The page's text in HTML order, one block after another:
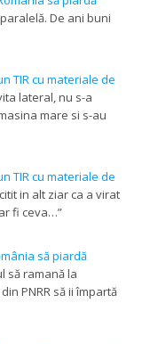
De ani buni
TIR cu materiale de
lateral, nu s-a
mare si s-au
TIR cu materiale de
in alt ziar ca a virat
fi ceva…”
să piardă
să ramană la
PNRR să ii împartă